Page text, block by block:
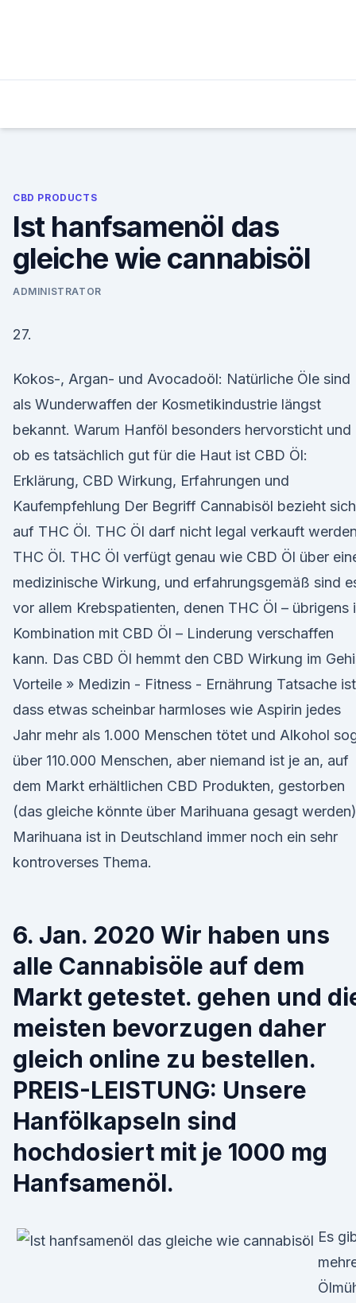
CBD PRODUCTS
Ist hanfsamenöl das
gleiche wie cannabisöl
ADMINISTRATOR
27.
Kokos-, Argan- und Avocadoöl: Natürliche Öle sind
als Wunderwaffen der Kosmetikindustrie längst
bekannt. Warum Hanföl besonders hervorsticht und
ob es tatsächlich gut für die Haut ist CBD Öl:
Erklärung, CBD Wirkung, Erfahrungen und
Kaufempfehlung Der Begriff Cannabisöl bezieht sich
auf THC Öl. THC Öl darf nicht legal verkauft
THC Öl. THC Öl verfügt genau wie CBD Öl über
medizinische Wirkung, und erfahrungsgemäß sind
vor allem Krebspatienten, denen THC Öl – übrigens
Kombination mit CBD Öl – Linderung verschaffen
kann. Das CBD Öl hemmt den CBD Wirkung im
Vorteile » Medizin - Fitness - Ernährung Tatsache
dass etwas scheinbar harmloses wie Aspirin jedes
Jahr mehr als 1.000 Menschen tötet und Alkohol
über 110.000 Menschen, aber niemand ist je an, auf
dem Markt erhältlichen CBD Produkten, gestorben
(das gleiche könnte über Marihuana gesagt
Marihuana ist in Deutschland immer noch ein sehr
kontroverses Thema.
6. Jan. 2020 Wir haben uns
alle Cannabisöle auf dem
Markt getestet. gehen und
meisten bevorzugen daher
gleich online zu bestellen.
PREIS-LEISTUNG: Unsere
Hanfölkapseln sind
hochdosiert mit je 1000 mg
Hanfsamenöl.
Es